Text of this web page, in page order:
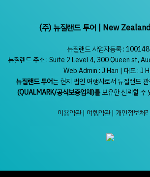
(주) 뉴질랜드 투어 | New
뉴질랜드 사업자등록 :
뉴질랜드 주소 : Suite 2 Level 4, 300 Queen st,
Web Admin : J Han | 대표 : J
뉴질랜드 투어는 현지 법인 여행사로서 뉴질랜드
(QUALMARK/공식보증업체)를 보유한 신뢰할 수
이용약관| 여행약관| 개인정보처